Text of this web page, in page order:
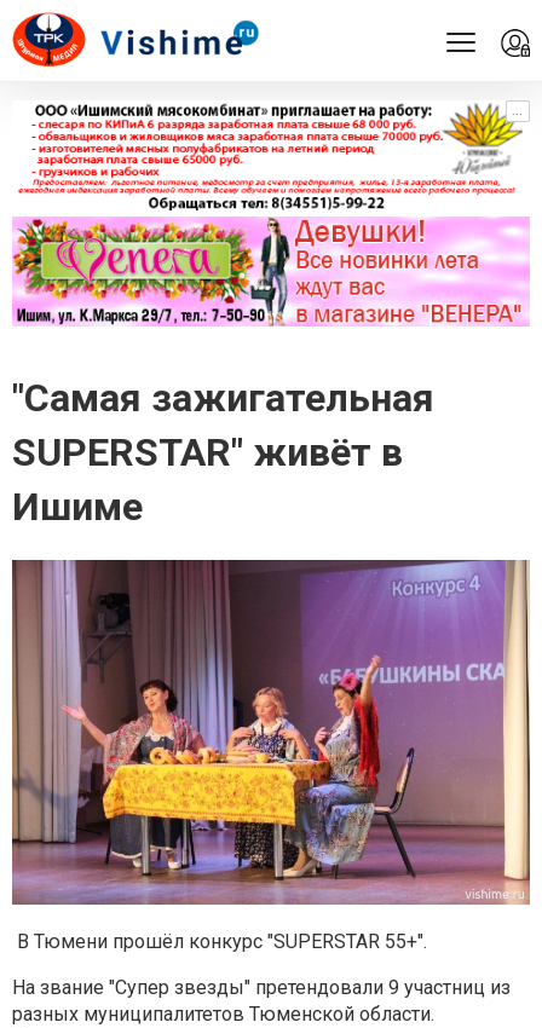
...
...
"Самая зажигательная
SUPERSTAR" живёт в
Ишиме
В Тюмени прошёл конкурс "SUPERSTAR 55+".
На звание "Супер звезды" претендовали 9 участниц из
разных муниципалитетов Тюменской области.